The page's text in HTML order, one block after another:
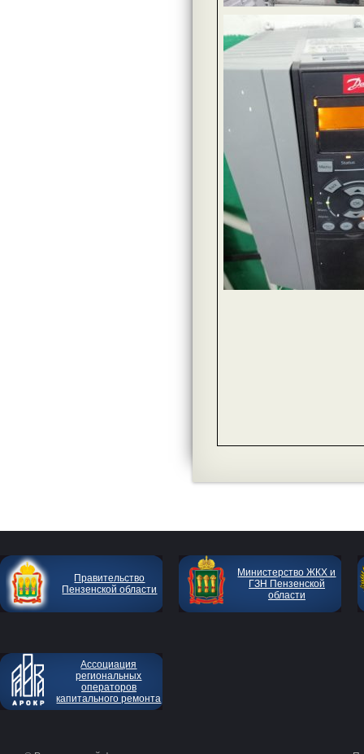
Правительство
Пензенской области
Министерство ЖКХ и
ГЗН Пензенской
области
Ассоциация
региональных
операторов
капитального ремонта